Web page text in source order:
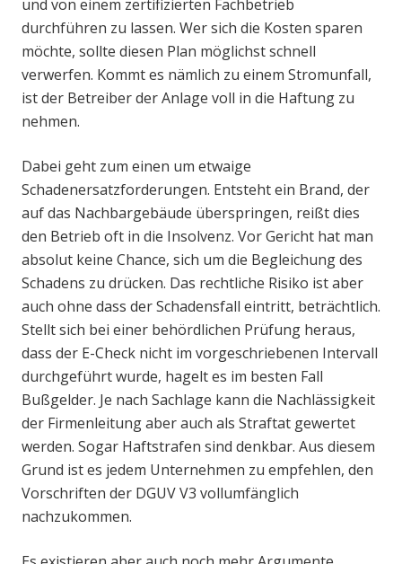
und von einem zertifizierten Fachbetrieb
durchführen zu lassen. Wer sich die Kosten sparen
möchte, sollte diesen Plan möglichst schnell
verwerfen. Kommt es nämlich zu einem Stromunfall,
ist der Betreiber der Anlage voll in die Haftung zu
nehmen.
Dabei geht zum einen um etwaige
Schadenersatzforderungen. Entsteht ein Brand, der
auf das Nachbargebäude überspringen, reißt dies
den Betrieb oft in die Insolvenz. Vor Gericht hat man
absolut keine Chance, sich um die Begleichung des
Schadens zu drücken. Das rechtliche Risiko ist aber
auch ohne dass der Schadensfall eintritt, beträchtlich.
Stellt sich bei einer behördlichen Prüfung heraus,
dass der E-Check nicht im vorgeschriebenen Intervall
durchgeführt wurde, hagelt es im besten Fall
Bußgelder. Je nach Sachlage kann die Nachlässigkeit
der Firmenleitung aber auch als Straftat gewertet
werden. Sogar Haftstrafen sind denkbar. Aus diesem
Grund ist es jedem Unternehmen zu empfehlen, den
Vorschriften der DGUV V3 vollumfänglich
nachzukommen.